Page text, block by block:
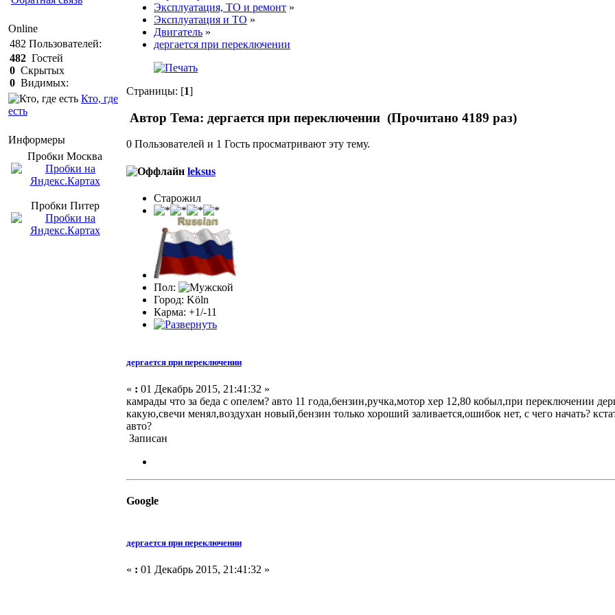
Online
482 Пользователей:
482 Гостей
0 Скрытых
0 Видимых:
Кто, где
есть
Информеры
Пробки Mосква
Пробки Питер
Эксплуатация, ТО и ремонт »
Эксплуатация и ТО »
Двигатель »
дергается при переключении
Страницы: [1]
Автор Тема: дергается при переключении (Прочитано 4189 раз)
0 Пользователей и 1 Гость просматривают эту тему.
leksus
Старожил
Пол:
Город: Köln
Карма: +1/-11
дергается при переключении
« : 01 Декабрь 2015, 21:41:32 »
камрады что за беда с опелем? авто 11 года,бензин,ручка,мотор хер 12,80 кобыл,при переключении
какую,свечи менял,воздухан новый,бензин только хороший заливается,ошибок нет, с чего начать?
авто?
Записан
Google
дергается при переключении
« : 01 Декабрь 2015, 21:41:32 »